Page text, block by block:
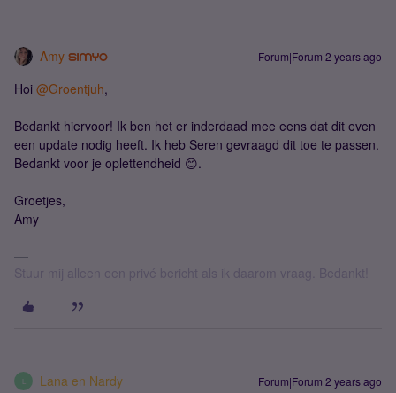
Amy Forum|Forum|2 years ago
Hoi @Groentjuh,
Bedankt hiervoor! Ik ben het er inderdaad mee eens dat dit even
een update nodig heeft. Ik heb Seren gevraagd dit toe te passen.
Bedankt voor je oplettendheid 😊.
Groetjes,
Amy
Stuur mij alleen een privé bericht als ik daarom vraag. Bedankt!
Lana en Nardy Forum|Forum|2 years ago